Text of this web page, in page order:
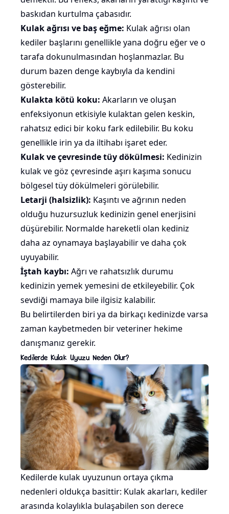
baskıdan kurtulma çabasıdır.
Kulak ağrısı ve baş eğme: Kulak ağrısı olan
kediler başlarını genellikle yana doğru eğer ve o
tarafa dokunulmasından hoşlanmazlar. Bu
durum bazen denge kaybıyla da kendini
gösterebilir.
Kulakta kötü koku: Akarların ve oluşan
enfeksiyonun etkisiyle kulaktan gelen keskin,
rahatsız edici bir koku fark edilebilir. Bu koku
genellikle irin ya da iltihabı işaret eder.
Kulak ve çevresinde tüy dökülmesi: Kedinizin
kulak ve göz çevresinde aşırı kaşıma sonucu
bölgesel tüy dökülmeleri görülebilir.
Letarji (halsizlik): Kaşıntı ve ağrının neden
olduğu huzursuzluk kedinizin genel enerjisini
düşürebilir. Normalde hareketli olan kediniz
daha az oynamaya başlayabilir ve daha çok
uyuyabilir.
İştah kaybı: Ağrı ve rahatsızlık durumu
kedinizin yemek yemesini de etkileyebilir. Çok
sevdiği mamaya bile ilgisiz kalabilir.
Bu belirtilerden biri ya da birkaçı kedinizde varsa
zaman kaybetmeden bir veteriner hekime
danışmanız gerekir.
Kedilerde Kulak Uyuzu Neden Olur?
Kedilerde kulak uyuzunun ortaya çıkma
nedenleri oldukça basittir: Kulak akarları, kediler
arasında kolaylıkla bulaşabilen son derece